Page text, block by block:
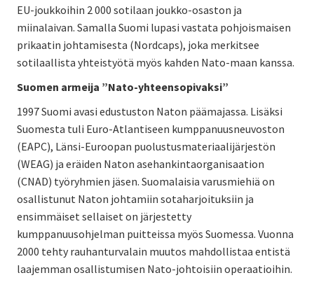
EU-joukkoihin 2 000 sotilaan joukko-osaston ja
miinalaivan. Samalla Suomi lupasi vastata pohjoismaisen
prikaatin johtamisesta (Nordcaps), joka merkitsee
sotilaallista yhteistyötä myös kahden Nato-maan kanssa.
Suomen armeija ”Nato-yhteensopivaksi”
1997 Suomi avasi edustuston Naton päämajassa. Lisäksi
Suomesta tuli Euro-Atlantiseen kumppanuusneuvoston
(EAPC), Länsi-Euroopan puolustusmateriaalijärjestön
(WEAG) ja eräiden Naton asehankintaorganisaation
(CNAD) työryhmien jäsen. Suomalaisia varusmiehiä on
osallistunut Naton johtamiin sotaharjoituksiin ja
ensimmäiset sellaiset on järjestetty
kumppanuusohjelman puitteissa myös Suomessa. Vuonna
2000 tehty rauhanturvalain muutos mahdollistaa entistä
laajemman osallistumisen Nato-johtoisiin operaatioihin.